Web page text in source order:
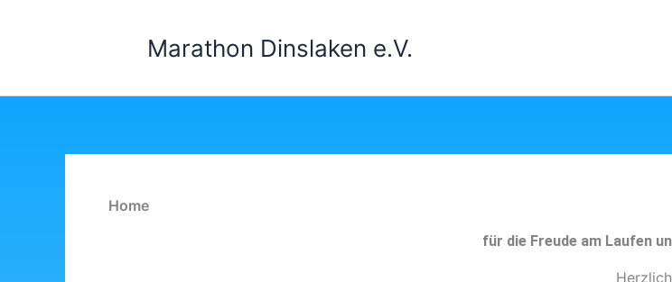
Marathon Dinslaken e.V.
Home
für die Freude am Laufen